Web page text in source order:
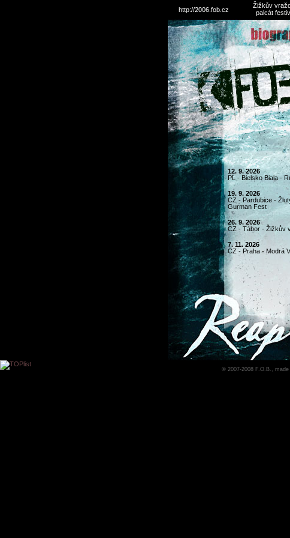
http://2006.fob.cz
Žižkův
palcát
12. 9. 2026
PL - Bielsko Biala -
19. 9. 2026
CZ - Pardubice -
Gurman Fest
26. 9. 2026
CZ - Tábor - Žižkův
7. 11. 2026
CZ - Praha - Modrá
© 2007-2008 F.O.B., made